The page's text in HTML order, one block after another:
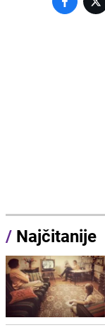
/ Najčitanije